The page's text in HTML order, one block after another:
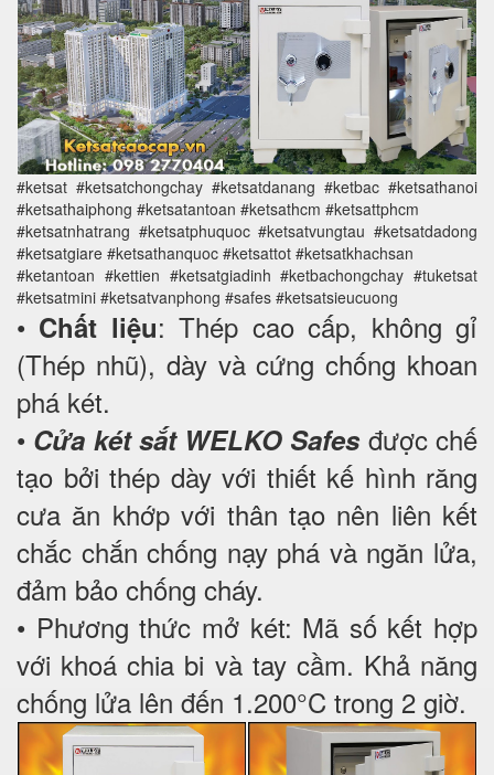
#ketsat #ketsatchongchay #ketsatdanang #ketbac #ketsathanoi
#ketsathaiphong #ketsatantoan #ketsathcm #ketsattphcm
#ketsatnhatrang #ketsatphuquoc #ketsatvungtau #ketsatdadong
#ketsatgiare #ketsathanquoc #ketsattot #ketsatkhachsan
#ketantoan #kettien #ketsatgiadinh #ketbachongchay #tuketsat
#ketsatmini #ketsatvanphong #safes #ketsatsieucuong
• Chất liệu: Thép cao cấp, không gỉ
(Thép nhũ), dày và cứng chống khoan
phá két.
• Cửa két sắt WELKO Safesđược chế
tạo bởi thép dày với thiết kế hình răng
cưa ăn khớp với thân tạo nên liên kết
chắc chắn chống nạy phá và ngăn lửa,
đảm bảo chống cháy.
• Phương thức mở két: Mã số kết hợp
với khoá chia bi và tay cầm. Khả năng
chống lửa lên đến 1.200°C trong 2 giờ.